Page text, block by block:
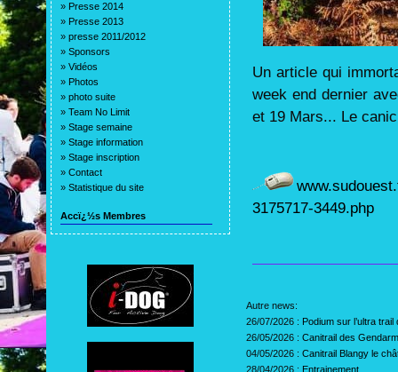
» Presse 2014
» Presse 2013
» presse 2011/2012
» Sponsors
» Vidéos
» Photos
» photo suite
» Team No Limit
» Stage semaine
» Stage information
» Stage inscription
» Contact
» Statistique du site
Accï¿½s Membres
Un article qui
week end dernier
et 19 Mars... Le
3175717-3449.php
Autre news:
26/07/2026 : Podium sur l’ultra
26/05/2026 : Canitrail des
04/05/2026 : Canitrail Blangy le
28/04/2026 : Entrainement